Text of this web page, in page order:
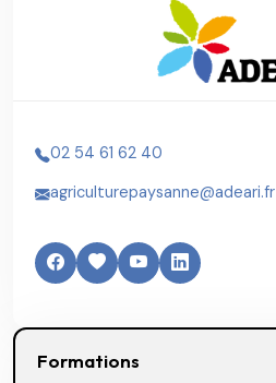
02 54 61 62 40
agriculturepaysanne@adeari.fr
Formations